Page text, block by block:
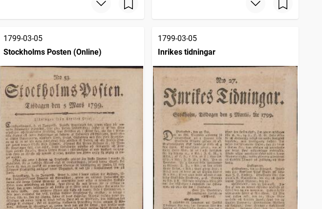
1799-03-05
Stockholms Posten (Online)
1799-03-05
Inrikes tidningar